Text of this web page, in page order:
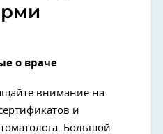
о враче
внимание на
и
Большой